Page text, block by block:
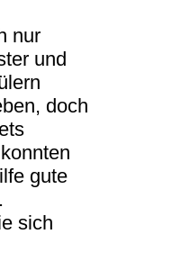
nur
und
doch
gute
sich